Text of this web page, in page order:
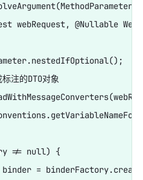
@Nullable
的DTO对象
!= null) {
=